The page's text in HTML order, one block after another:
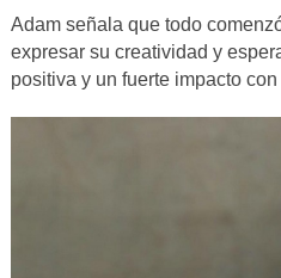
Adam señala que todo
expresar su creatividad y
positiva y un fuerte impacto